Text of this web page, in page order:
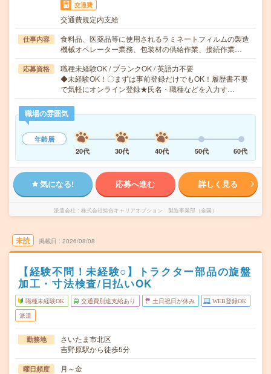
交通費
交通費規定内支給
仕事内容
食料品、医薬品等に使用されるラミネートフィルムの製造
機械オペレーター業務、包装材の供給作業、接続作業…
応募資格
職種未経験OK / ブランクOK / 英語力不要
◆未経験OK！〇まずは事前登録だけでもOK！履歴書不要
で気軽にオンライン登録★氏名・職種などを入力す…
職場の雰囲気
年齢層
20代
30代 40代 50代 60代
気になる! 応募へ進む 詳しく見る
派遣会社 株式会社綜合キャリアオプション 製造事業部（全国）
未読 掲載日 2026/08/08
【経験不問！未経験○】トラクター部品の旋盤
加工・寸法検査/日払いOK
職種未経験OK 交通費別途支給あり 土日祝日が休み WEB登録OK
派遣
勤務地
さいたま市北区
吉野原駅から徒歩5分
曜日頻度 月～金